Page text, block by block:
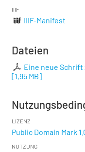
IIIF
IIIF-Manifest
Dateien
Eine neue
[1,95 MB]
LIZENZ
Public Domain Mark
NUTZUNG